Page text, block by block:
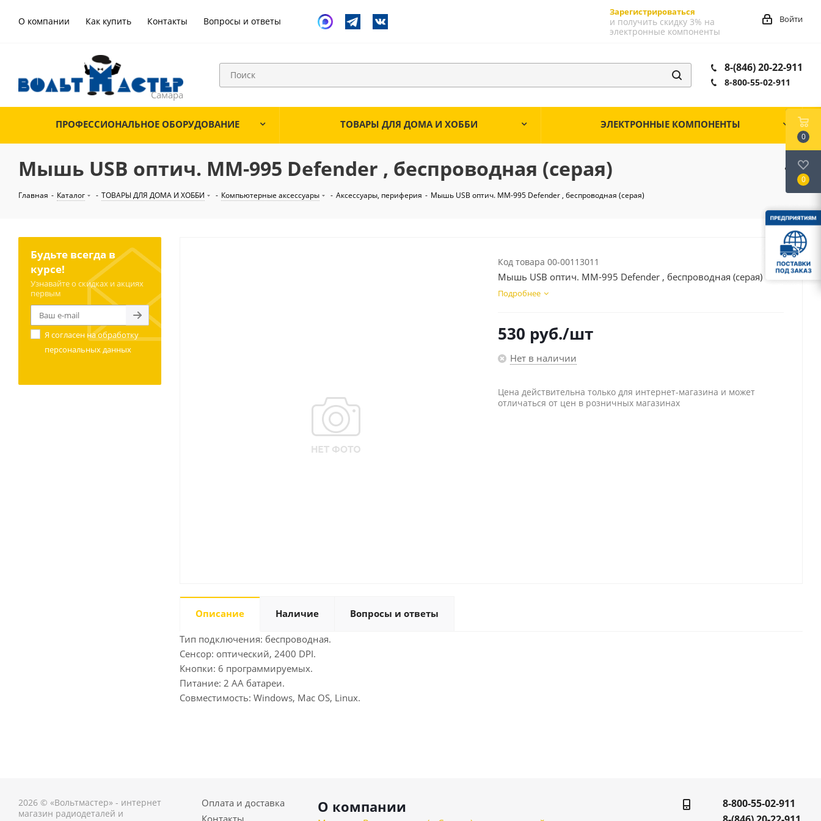
О компании Как купить Контакты Вопросы и ответы
Зарегистрироваться
и получить скидку 3% на
электронные компоненты
Войти
8-(846) 20-22-911
8-800-55-02-911
ПРОФЕССИОНАЛЬНОЕ ОБОРУДОВАНИЕ ТОВАРЫ ДЛЯ ДОМА И ХОББИ ЭЛЕКТРОННЫЕ КОМПОНЕНТЫ
Мышь USB оптич. MM-995 Defender , беспроводная (серая)
Главная - Каталог - ТОВАРЫ ДЛЯ ДОМА И ХОББИ - Компьютерные аксессуары - Аксессуары, периферия - Мышь USB оптич. MM-995 Defender , беспроводная (серая)
Код товара 00-00113011
Мышь USB оптич. MM-995 Defender , беспроводная (серая)
Подробнее
530 руб./шт
Нет в наличии
Цена действительна только для интернет-магазина и может
отличаться от цен в розничных магазинах
Описание Наличие Вопросы и ответы
Тип подключения: беспроводная.
Сенсор: оптический, 2400 DPI.
Кнопки: 6 программируемых.
Питание: 2 AA батареи.
Совместимость: Windows, Mac OS, Linux.
Будьте всегда в
курсе!
Узнавайте о скидках и акциях
первым
Я согласен наобработку
персональных данных
2026 © «Вольтмастер» - интернет
магазин радиодеталей и
Оплата и доставка
Контакты
О компании
8-800-55-02-911
0
0